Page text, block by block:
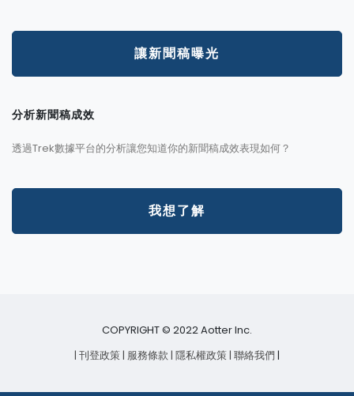
讓新聞稿曝光
分析新聞稿成效
透過Trek數據平台的分析讓您知道你的新聞稿成效表現如何？
我想了解
COPYRIGHT © 2022 Aotter Inc.
| 刊登政策 | 服務條款 | 隱私權政策 | 聯絡我們 |